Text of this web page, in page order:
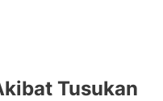
Tusukan